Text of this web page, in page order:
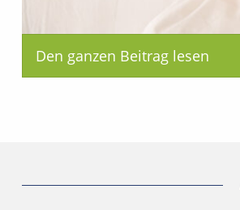
Den ganzen Beitrag lesen